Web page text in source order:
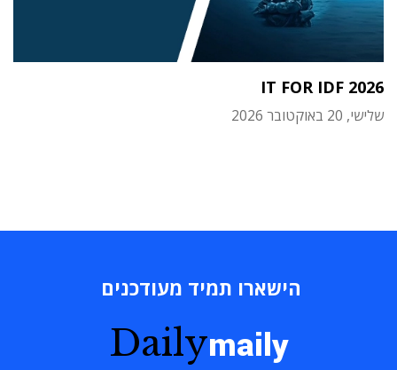
IT FOR IDF 2026
שלישי, 20 באוקטובר 2026
הישארו תמיד מעודכנים
Dailymaily